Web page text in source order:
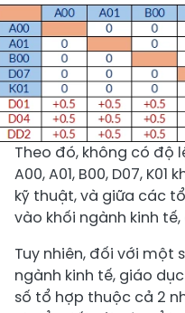
Theo đó, không có độ
A00, A01, B00, D07,
kỹ thuật, và giữa các tổ
vào khối ngành kinh
Tuy nhiên, đối với một
ngành kinh tế, giáo
số tổ hợp thuộc cả 2